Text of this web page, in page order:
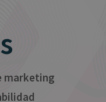
marketing